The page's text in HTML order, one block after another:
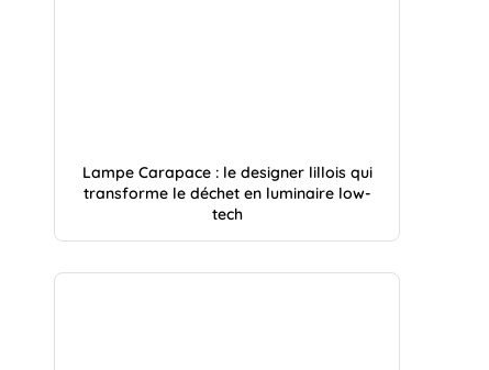
Lampe Carapace : le designer lillois qui
transforme le déchet en luminaire low-
tech